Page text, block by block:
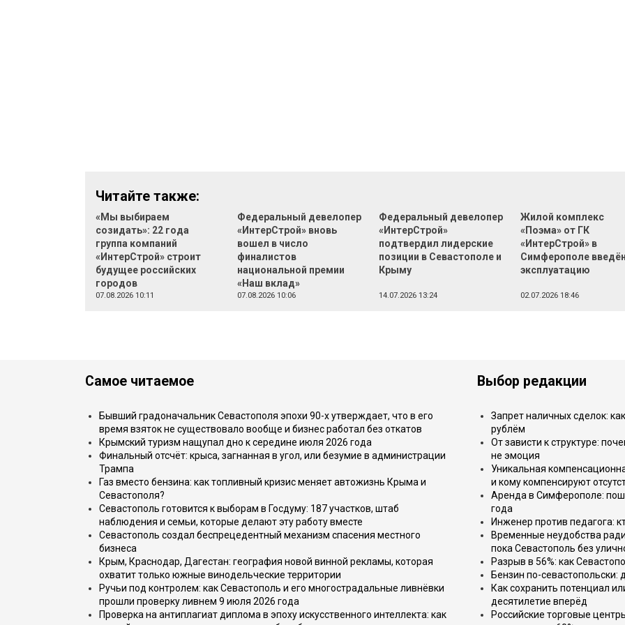
Читайте также:
«Мы выбираем
созидать»: 22 года
группа компаний
«ИнтерСтрой» строит
будущее российских
городов
07.08.2026 10:11
Федеральный девелопер
«ИнтерСтрой» вновь
вошел в число
финалистов
национальной премии
«Наш вклад»
07.08.2026 10:06
Федеральный девелопер
«ИнтерСтрой»
подтвердил лидерские
позиции в Севастополе и
Крыму
14.07.2026 13:24
Жилой комплекс
«Поэма» от ГК
«ИнтерСтрой» в
Симферополе
эксплуатацию
02.07.2026 18:46
Самое читаемое
Бывший градоначальник Севастополя эпохи 90-х утверждает, что в его
время взяток не существовало вообще и бизнес работал без откатов
Крымский туризм нащупал дно к середине июля 2026 года
Финальный отсчёт: крыса, загнанная в угол, или безумие в администрации
Трампа
Газ вместо бензина: как топливный кризис меняет автожизнь Крыма и
Севастополя?
Севастополь готовится к выборам в Госдуму: 187 участков, штаб
наблюдения и семьи, которые делают эту работу вместе
Севастополь создал беспрецедентный механизм спасения местного
бизнеса
Крым, Краснодар, Дагестан: география новой винной рекламы, которая
охватит только южные винодельческие территории
Ручьи под контролем: как Севастополь и его многострадальные ливнёвки
прошли проверку ливнем 9 июля 2026 года
Проверка на антиплагиат диплома в эпоху искусственного интеллекта: как
Выбор редакции
Запрет наличных сделок:
рублём
От зависти к структуре:
не эмоция
Уникальная
и кому компенсируют
Аренда в Симферополе:
года
Инженер против педагога:
Временные неудобства
пока Севастополь без
Разрыв в 56%: как
Бензин по-
Как сохранить потенциал
десятилетие вперёд
Российские торговые